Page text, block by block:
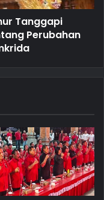
Tanggapi
Perubahan